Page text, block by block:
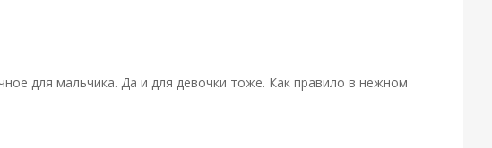
для мальчика. Да и для девочки тоже. Как правило в нежном